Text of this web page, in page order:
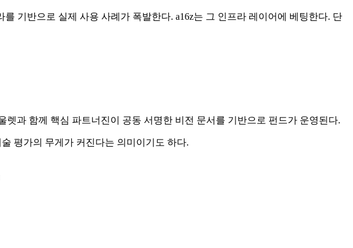
기반으로 실제 사용 사례가 폭발한다. a16z는 그 인프라 레이어에 베팅한다. 단
렛과 함께 핵심 파트너진이 공동 서명한 비전 문서를 기반으로 펀드가 운영된다.
평가의 무게가 커진다는 의미이기도 하다.